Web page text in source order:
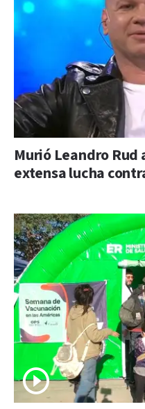
Murió Leandro Rud
extensa lucha